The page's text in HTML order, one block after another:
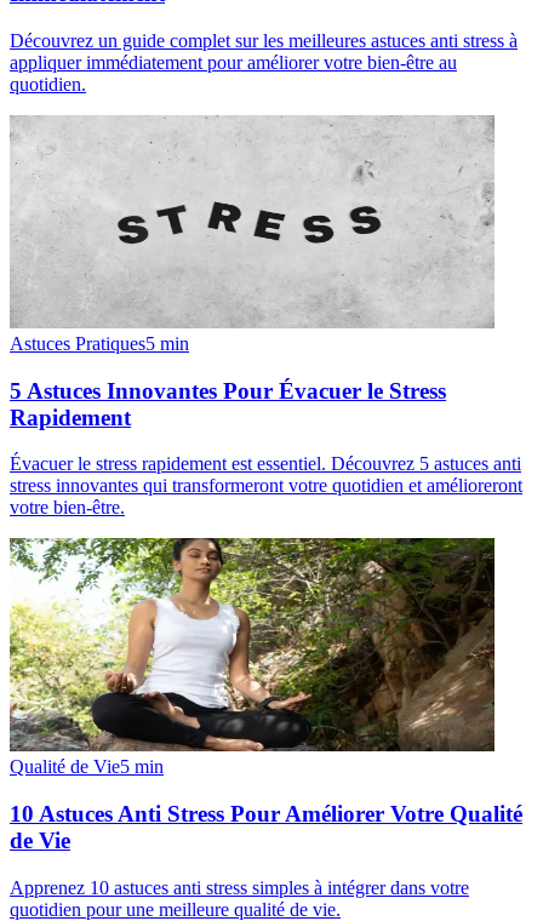
Découvrez un guide complet sur les meilleures astuces anti stress à
appliquer immédiatement pour améliorer votre bien-être au
quotidien.
Astuces Pratiques5 min
5 Astuces Innovantes Pour Évacuer le Stress
Rapidement
Évacuer le stress rapidement est essentiel. Découvrez 5 astuces anti
stress innovantes qui transformeront votre quotidien et amélioreront
votre bien-être.
Qualité de Vie5 min
10 Astuces Anti Stress Pour Améliorer Votre Qualité
de Vie
Apprenez 10 astuces anti stress simples à intégrer dans votre
quotidien pour une meilleure qualité de vie.